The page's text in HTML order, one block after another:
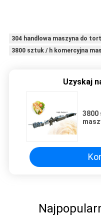
304 handlowa maszyna do
3800 sztuk / h komercyjna
Uzyskaj
3800